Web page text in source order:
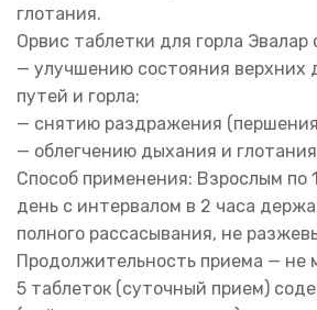
глотания.
Орвис таблетки для горла Эвалар
— улучшению состояния верхних
путей и горла;
— снятию раздражения
— облегчению дыхания и
Способ применения: Взрослым по
день с интервалом в 2 часа
полного рассасывания, не
Продолжительность приема — не
5 таблеток (суточный прием)